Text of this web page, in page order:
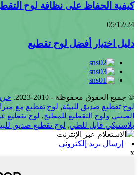
كيفية الحفاظ على نظافة لوح
05/12/24
دليل اختيار أفضل لوح تقطيع
© جميع الحقوق محفوظة - 2010-2023.
لوح تقطيع صديق للبيئة, لوح تقطيع مع
الصيني ولوح التقطيع للمطبخ, لوح تقطيع
بلاستيكي قابل للطي, لوح تقطيع صديق
إرسال بريد إلكتروني
x